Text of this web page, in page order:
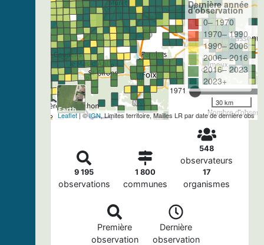
1971
Nombre
Dernière année
d'observation
0– 1970
1970– 1990
1990– 2006
2006– 2016
2016– 2023
2023+
30 km
Leaflet| ©IGN, Limites territoire, Mailles LR par date de dernière obs
9 195
observations
1 800
communes
548
observateurs
17
organismes
Première
observation
Dernière
observation